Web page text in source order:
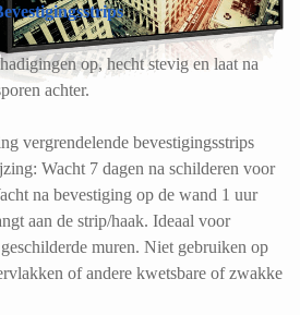
op, hecht stevig en laat na
achter.
vergrendelende bevestigingsstrips
Wacht 7 dagen na schilderen voor
na bevestiging op de wand 1 uur
aan de strip/haak. Ideaal voor
muren. Niet gebruiken op
of andere kwetsbare of zwakke